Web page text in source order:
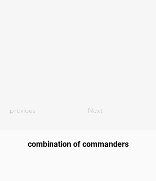
previous Next
combination of commanders